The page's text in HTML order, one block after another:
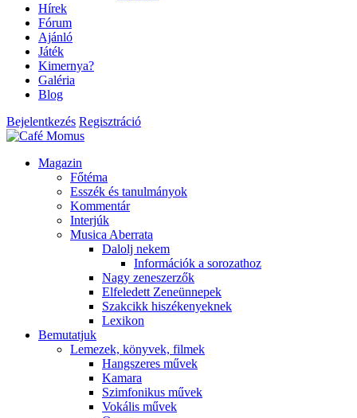
Hírek
Fórum
Ajánló
Játék
Kimernya?
Galéria
Blog
Bejelentkezés Regisztráció
Magazin
Főtéma
Esszék és tanulmányok
Kommentár
Interjúk
Musica Aberrata
Dalolj nekem
Információk a sorozathoz
Nagy zeneszerzők
Elfeledett Zeneünnepek
Szakcikk hiszékenyeknek
Lexikon
Bemutatjuk
Lemezek, könyvek, filmek
Hangszeres művek
Kamara
Szimfonikus művek
Vokális művek